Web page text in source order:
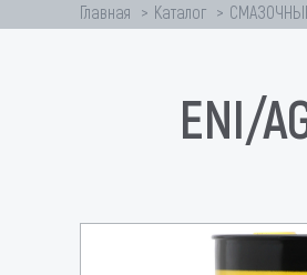
Главная Каталог
ENI/